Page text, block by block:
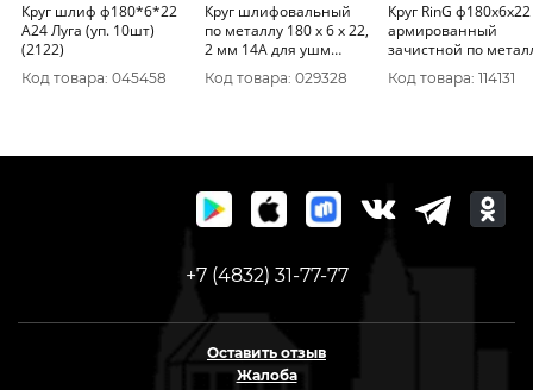
Круг шлиф ф180*6*22
А24 Луга (уп. 10шт)
(2122)
Код товара: 045458
Круг шлифовальный
по металлу 180 х 6 х 22,
2 мм 14А для ушм
(10/50) "КЕДР" 077-0180
Код товара: 029328
Круг RinG ф180х6х22
армированный
зачистной по
и нержавеющей
27 14А (уп. 10шт)
Код товара: 114131
+7 (4832) 31-77-77
Оставить отзыв
Жалоба